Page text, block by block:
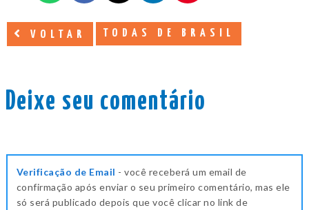
VOLTAR TODAS DE BRASIL
Deixe seu comentário
Verificação de Email - você receberá um email de
confirmação após enviar o seu primeiro comentário, mas ele
só será publicado depois que você clicar no link de